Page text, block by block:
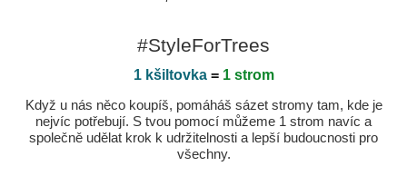
#StyleForTrees
1 kšiltovka= 1 strom
Když u nás něco koupíš, pomáháš sázet stromy tam, kde je
nejvíc potřebují. S tvou pomocí můžeme 1 strom navíc a
společně udělat krok k udržitelnosti a lepší budoucnosti pro
všechny.